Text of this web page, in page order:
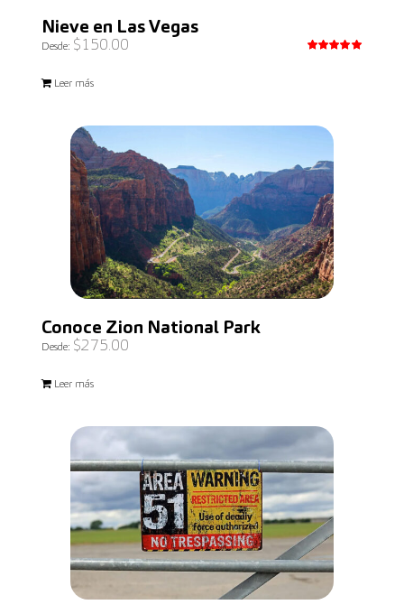
Nieve en Las Vegas
Desde: $150.00
Leer más
Conoce Zion National Park
Desde: $275.00
Leer más